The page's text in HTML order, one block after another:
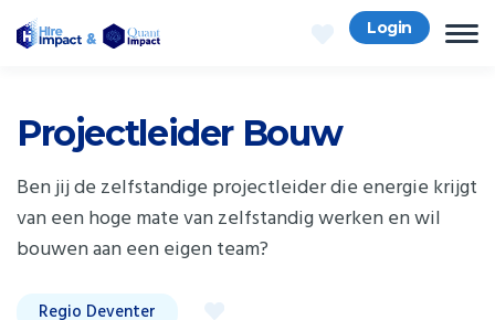
Login
Projectleider Bouw
Ben jij de zelfstandige projectleider die energie krijgt
van een hoge mate van zelfstandig werken en wil
bouwen aan een eigen team?
Regio Deventer